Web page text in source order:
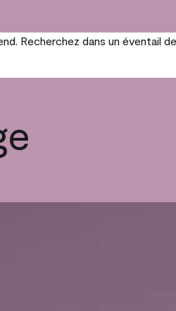
Recherchez dans un éventail